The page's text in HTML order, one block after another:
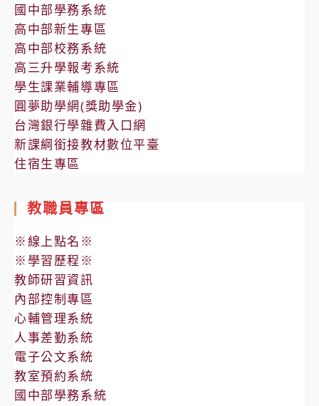
國中部學務系統
高中部新生專區
高中部校務系統
高三升學報考系統
學生課業輔導專區
圓夢助學網(獎助學金)
台灣銀行學雜費入口網
新課綱銜接教材數位平臺
住宿生專區
教職員專區
※線上點名※
※學習歷程※
教師研習資訊
內部控制專區
心輔管理系統
人事差勤系統
電子公文系統
教室預約系統
國中部學務系統